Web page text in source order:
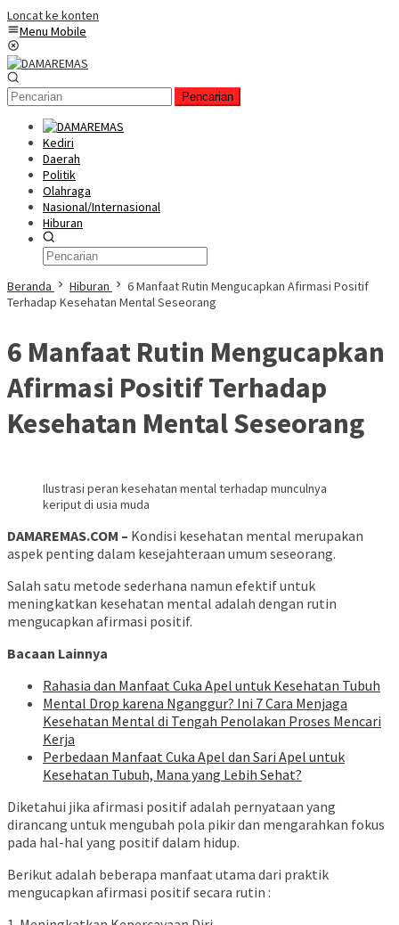
Loncat ke konten
Menu Mobile
Pencarian
Kediri
Daerah
Politik
Olahraga
Nasional/Internasional
Hiburan
Beranda Hiburan
6 Manfaat Rutin Mengucapkan Afirmasi Positif
Terhadap Kesehatan Mental Seseorang
6 Manfaat Rutin Mengucapkan
Afirmasi Positif Terhadap
Kesehatan Mental Seseorang
Ilustrasi peran kesehatan mental terhadap munculnya
keriput di usia muda
DAMAREMAS.COM – Kondisi kesehatan mental merupakan
aspek penting dalam kesejahteraan umum seseorang.
Salah satu metode sederhana namun efektif untuk
meningkatkan kesehatan mental adalah dengan rutin
mengucapkan afirmasi positif.
Bacaan Lainnya
Rahasia dan Manfaat Cuka Apel untuk Kesehatan Tubuh
Mental Drop karena Nganggur? Ini 7 Cara Menjaga
Kesehatan Mental di Tengah Penolakan Proses Mencari
Kerja
Perbedaan Manfaat Cuka Apel dan Sari Apel untuk
Kesehatan Tubuh, Mana yang Lebih Sehat?
Diketahui jika afirmasi positif adalah pernyataan yang
dirancang untuk mengubah pola pikir dan mengarahkan fokus
pada hal-hal yang positif dalam hidup.
Berikut adalah beberapa manfaat utama dari praktik
mengucapkan afirmasi positif secara rutin :